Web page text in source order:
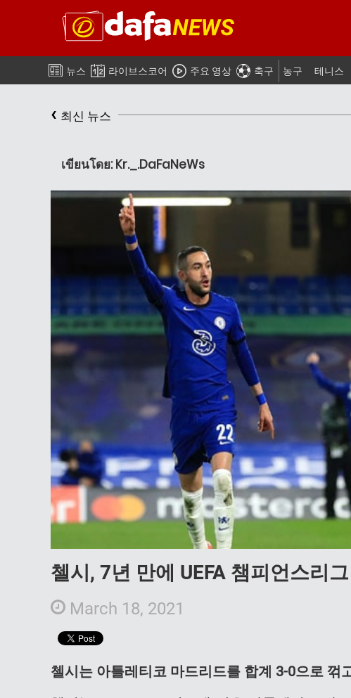
뉴스 라이브스코어 주요 영상 축구 농구 테니스
‹ 최신 뉴스
เขียนโดย: Kr._.DaFaNeWs
첼시, 7년 만에 UEFA 챔피언스리
March 18, 2021
첼시는 아틀레티코 마드리드를 합계 3-0으로 꺾